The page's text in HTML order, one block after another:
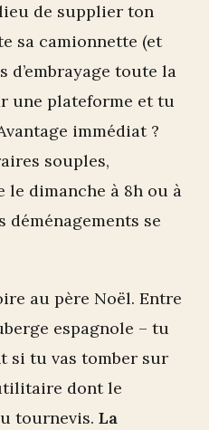
de supplier ton
sa camionnette (et
d’embrayage toute la
une plateforme et tu
immédiat ?
souples,
le dimanche à 8h ou à
se
au père Noël. Entre
espagnole – tu
si tu vas tomber sur
dont le
tournevis. La